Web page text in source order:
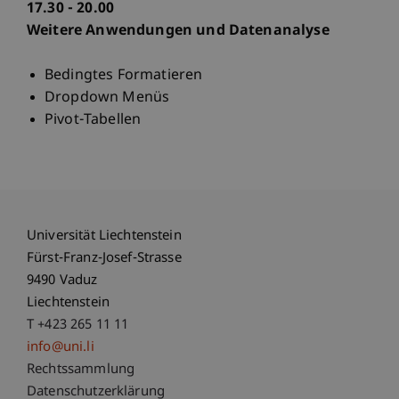
17.30 - 20.00
Weitere Anwendungen und Datenanalyse
Bedingtes Formatieren
Dropdown Menüs
Pivot-Tabellen
Universität Liechtenstein
Fürst-Franz-Josef-Strasse
9490 Vaduz
Liechtenstein
T +423 265 11 11
info@uni.li
Fußzeile Rechtliche Hinweise
Rechtssammlung
Datenschutzerklärung